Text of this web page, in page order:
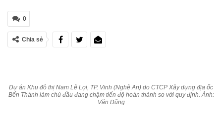
0
Chia sẻ
Dự án Khu đô thị Nam Lê Lợi, TP. Vinh (Nghệ An) do CTCP Xây dựng địa ốc
Bến Thành làm chủ đầu đang chậm tiến độ hoàn thành so với quy định. Ảnh:
Văn Dũng